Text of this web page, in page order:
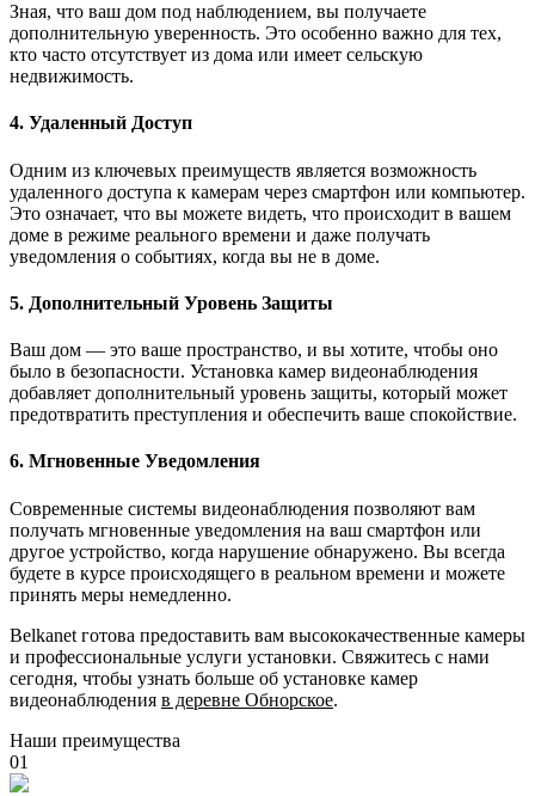
Зная, что ваш дом под наблюдением, вы получаете
дополнительную уверенность. Это особенно важно для тех,
кто часто отсутствует из дома или имеет сельскую
недвижимость.
4. Удаленный Доступ
Одним из ключевых преимуществ является возможность
удаленного доступа к камерам через смартфон или компьютер.
Это означает, что вы можете видеть, что происходит в вашем
доме в режиме реального времени и даже получать
уведомления о событиях, когда вы не в доме.
5. Дополнительный Уровень Защиты
Ваш дом — это ваше пространство, и вы хотите, чтобы оно
было в безопасности. Установка камер видеонаблюдения
добавляет дополнительный уровень защиты, который может
предотвратить преступления и обеспечить ваше спокойствие.
6. Мгновенные Уведомления
Современные системы видеонаблюдения позволяют вам
получать мгновенные уведомления на ваш смартфон или
другое устройство, когда нарушение обнаружено. Вы всегда
будете в курсе происходящего в реальном времени и можете
принять меры немедленно.
Belkanet готова предоставить вам высококачественные камеры
и профессиональные услуги установки. Свяжитесь с нами
сегодня, чтобы узнать больше об установке камер
видеонаблюдения в деревне Обнорское.
Наши преимущества
01